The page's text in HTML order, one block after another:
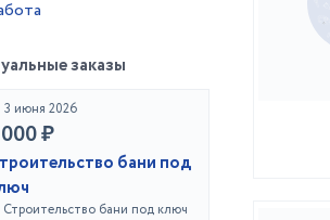
заказы
3 июня 2026
₽
бани под
Строительство бани под ключ